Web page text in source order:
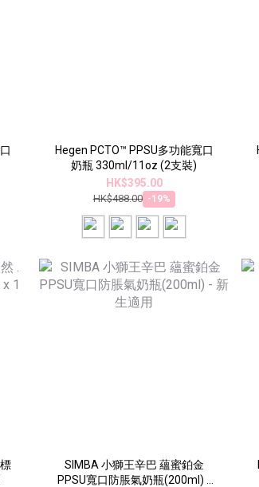
Hegen PCTO™ PPSU多功能寬口
奶瓶 330ml/11oz (2支裝)
HK$395.00
HK$488.00 -19%
SIMBA 小獅王辛巴 蘊蜜鉑金
PPSU寬口防脹氣奶瓶(200ml) -